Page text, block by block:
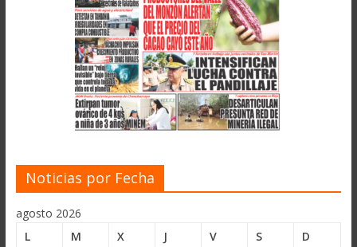
Noticias por Fecha
agosto 2026
L
M X J V S
D